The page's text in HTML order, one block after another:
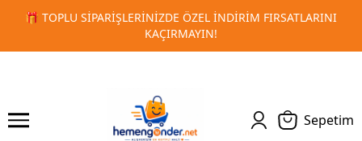
🚀 KURUMSAL PROMOSYON VE MATBAA
1 2
Sepetim